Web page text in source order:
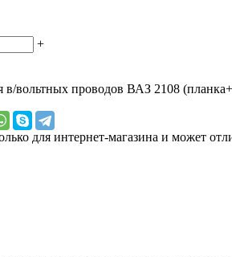
+
вольтных проводов ВАЗ 2108
для интернет-магазина и может